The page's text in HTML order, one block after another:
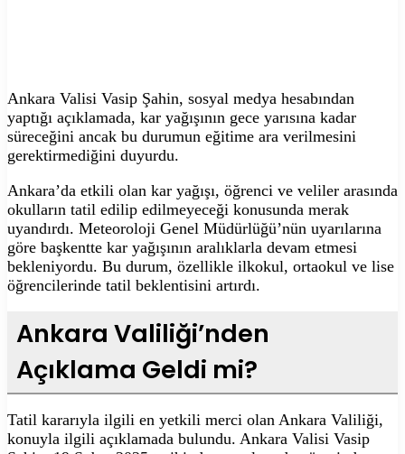
Ankara Valisi Vasip Şahin, sosyal medya hesabından
yaptığı açıklamada, kar yağışının gece yarısına kadar
süreceğini ancak bu durumun eğitime ara verilmesini
gerektirmediğini duyurdu.
Ankara’da etkili olan kar yağışı, öğrenci ve veliler arasında
okulların tatil edilip edilmeyeceği konusunda merak
uyandırdı. Meteoroloji Genel Müdürlüğü’nün uyarılarına
göre başkentte kar yağışının aralıklarla devam etmesi
bekleniyordu. Bu durum, özellikle ilkokul, ortaokul ve lise
öğrencilerinde tatil beklentisini artırdı.
Ankara Valiliği’nden
Açıklama Geldi mi?
Tatil kararıyla ilgili en yetkili merci olan Ankara Valiliği,
konuyla ilgili açıklamada bulundu. Ankara Valisi Vasip